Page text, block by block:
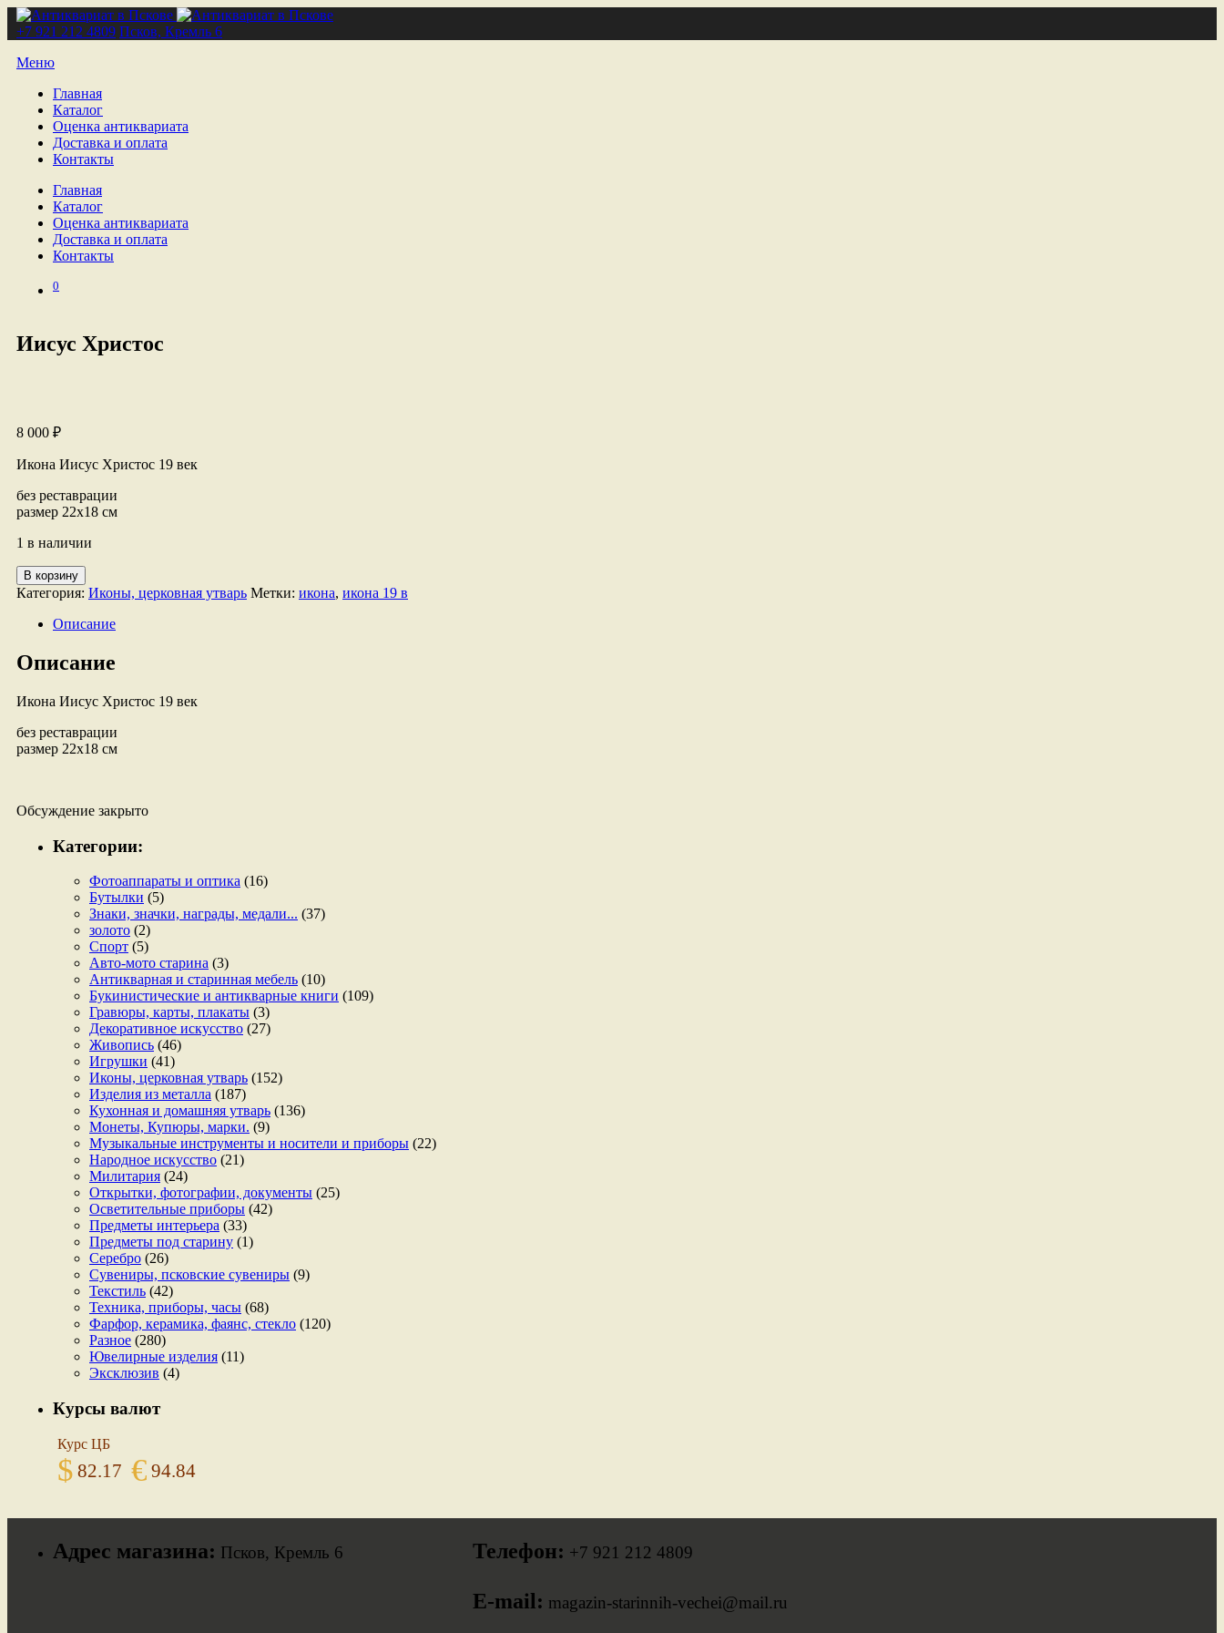
+7 921 212 4809 Псков, Кремль 6
Меню
Главная
Каталог
Оценка антиквариата
Доставка и оплата
Контакты
Главная
Каталог
Оценка антиквариата
Доставка и оплата
Контакты
0
Иисус Христос
8 000 ₽
Икона Иисус Христос 19 век
без реставрации
размер 22х18 см
1 в наличии
Количество
товара
Христос
В корзину
Категория: Иконы, церковная утварь Метки: икона, икона 19 в
Описание
Описание
Икона Иисус Христос 19 век
без реставрации
размер 22х18 см
Обсуждение закрыто
Категории:
Фотоаппараты и оптика (16)
Бутылки (5)
Знаки, значки, награды, медали... (37)
золото (2)
Спорт (5)
Авто-мото старина (3)
Антикварная и старинная мебель (10)
Букинистические и антикварные книги (109)
Гравюры, карты, плакаты (3)
Декоративное искусство (27)
Живопись (46)
Игрушки (41)
Иконы, церковная утварь (152)
Изделия из металла (187)
Кухонная и домашняя утварь (136)
Монеты, Купюры, марки. (9)
Музыкальные инструменты и носители и приборы (22)
Народное искусство (21)
Милитария (24)
Открытки, фотографии, документы (25)
Осветительные приборы (42)
Предметы интерьера (33)
Предметы под старину (1)
Серебро (26)
Сувениры, псковские сувениры (9)
Текстиль (42)
Техника, приборы, часы (68)
Фарфор, керамика, фаянс, стекло (120)
Разное (280)
Ювелирные изделия (11)
Эксклюзив (4)
Курсы валют
Курс ЦБ
$ 82.17 € 94.84
Адрес магазина: Псков, Кремль 6 Телефон: +7 921 212 4809
E-mail: magazin-starinnih-vechei@mail.ru